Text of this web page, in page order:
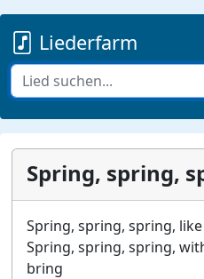
Liederfarm
Spring, spring,
Spring, spring, spring,
Spring, spring, spring,
bring